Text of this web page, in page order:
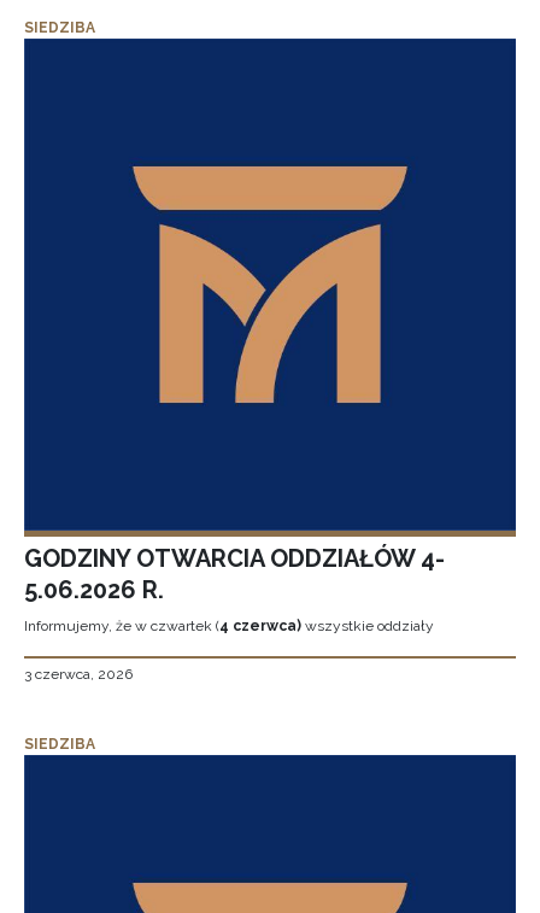
SIEDZIBA
GODZINY OTWARCIA ODDZIAŁÓW 4-
5.06.2026 R.
Informujemy, że w czwartek (4 czerwca) wszystkie oddziały
3 czerwca, 2026
SIEDZIBA